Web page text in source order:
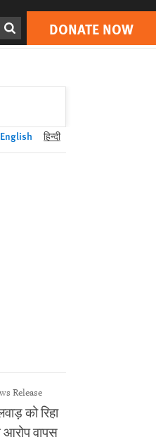
DONATE NOW
DONATE NOW
English हिन्दी
Release
को रिहा
वापस